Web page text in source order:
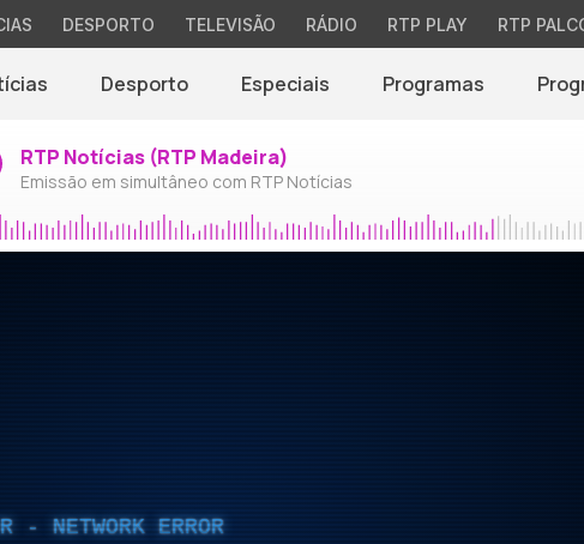
DESPORTO TELEVISÃO RÁDIO RTP PLAY RTP
Desporto Especiais Programas
RTP Notícias (RTP Madeira)
Emissão em simultâneo com RTP Notícias
- NETWORK ERROR